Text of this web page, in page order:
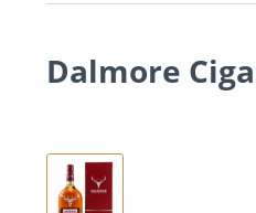
Dalmore